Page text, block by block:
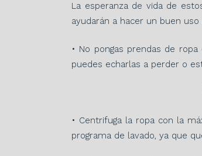
La esperanza de vida de
ayudarán a hacer un buen
• No pongas prendas de
puedes echarlas a perder o
• Centrifuga la ropa con la
programa de lavado, ya que